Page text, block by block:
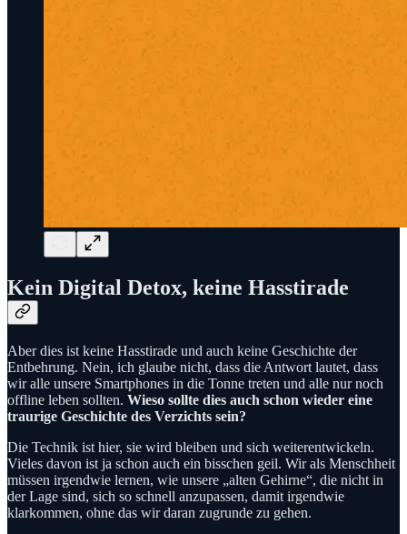
Kein Digital Detox, keine Hasstirade
Aber dies ist keine Hasstirade und auch keine Geschichte der
Entbehrung. Nein, ich glaube nicht, dass die Antwort lautet, dass
wir alle unsere Smartphones in die Tonne treten und alle nur noch
offline leben sollten. Wieso sollte dies auch schon wieder eine
traurige Geschichte des Verzichts sein?
Die Technik ist hier, sie wird bleiben und sich weiterentwickeln.
Vieles davon ist ja schon auch ein bisschen geil. Wir als Menschheit
müssen irgendwie lernen, wie unsere „alten Gehirne“, die nicht in
der Lage sind, sich so schnell anzupassen, damit irgendwie
klarkommen, ohne das wir daran zugrunde zu gehen.